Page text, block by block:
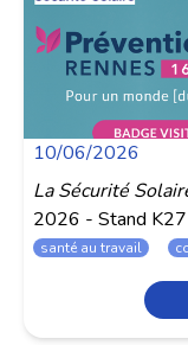
10/06/2026
La Sécurité
2026 - Stand
santé au travail